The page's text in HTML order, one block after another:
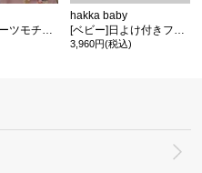
[ベビー]フルーツモチーフニット帽
hakka baby
[ベビー]日よけ付きフルーツキャップ
3,960円(税込)